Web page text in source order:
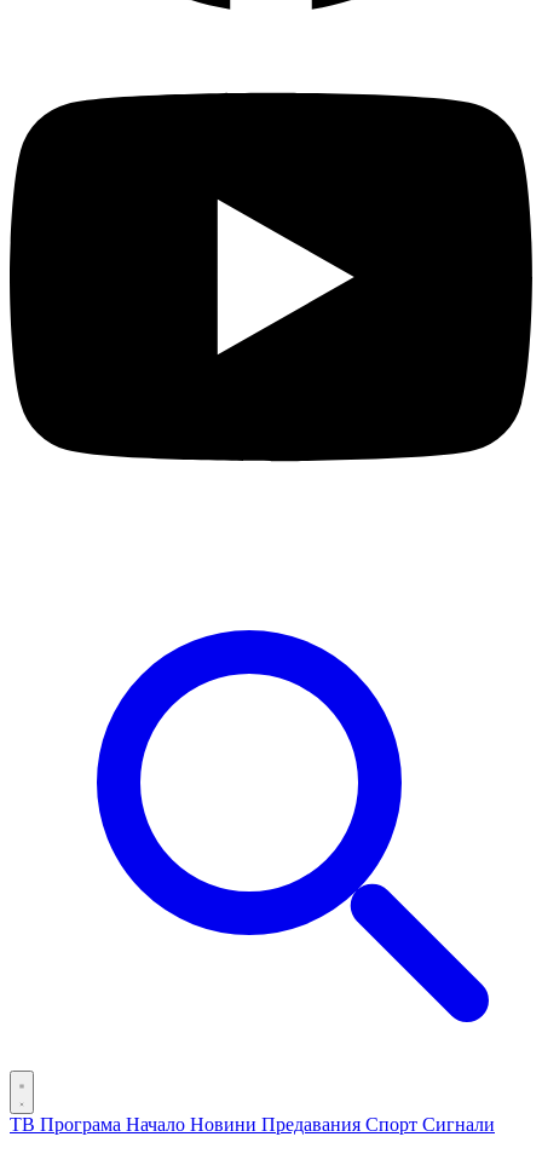
ТВ Програма Начало Новини Предавания Спорт Сигнали